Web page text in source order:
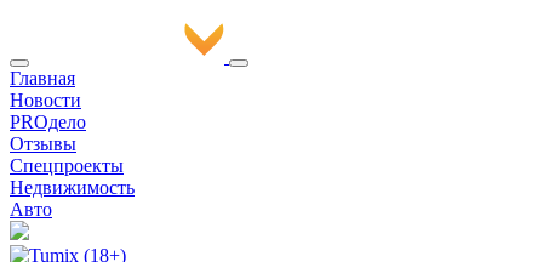
Главная
Новости
PROдело
Отзывы
Спецпроекты
Недвижимость
Авто